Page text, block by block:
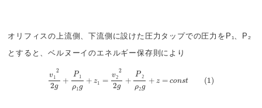
オリフィスの上流側、下流側に設けた圧力タップでの圧力をP₁、P₂
とすると、ベルヌーイのエネルギー保存則により
v₁2
2g
+
P₁
ρ₁ g
+ z₁ =
v₂2
2g
+
P ₂
ρ₂g
+ z = const (1)
2 +P v g